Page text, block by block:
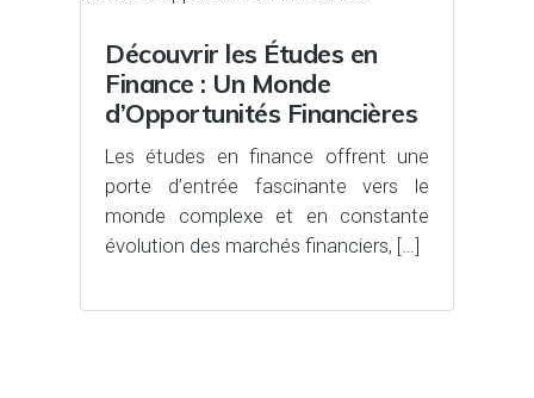
Découvrir les Études en
Finance : Un Monde
d’Opportunités Financières
Les études en finance offrent une
porte d’entrée fascinante vers le
monde complexe et en constante
évolution des marchés financiers, […]